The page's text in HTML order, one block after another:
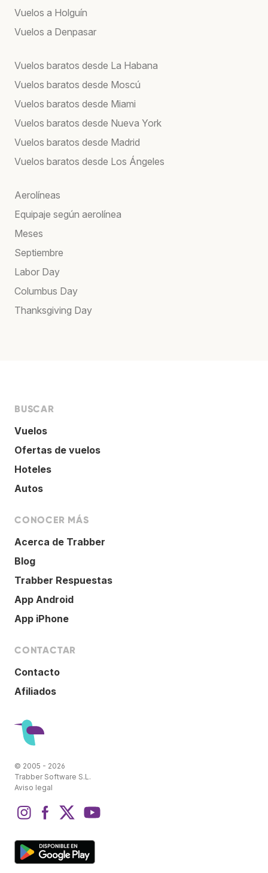
Vuelos a Holguín
Vuelos a Denpasar
Vuelos baratos desde La Habana
Vuelos baratos desde Moscú
Vuelos baratos desde Miami
Vuelos baratos desde Nueva York
Vuelos baratos desde Madrid
Vuelos baratos desde Los Ángeles
Aerolíneas
Equipaje según aerolínea
Meses
Septiembre
Labor Day
Columbus Day
Thanksgiving Day
BUSCAR
Vuelos
Ofertas de vuelos
Hoteles
Autos
CONOCER MÁS
Acerca de Trabber
Blog
Trabber Respuestas
App Android
App iPhone
CONTACTAR
Contacto
Afiliados
© 2005 - 2026
Trabber Software S.L.
Aviso legal